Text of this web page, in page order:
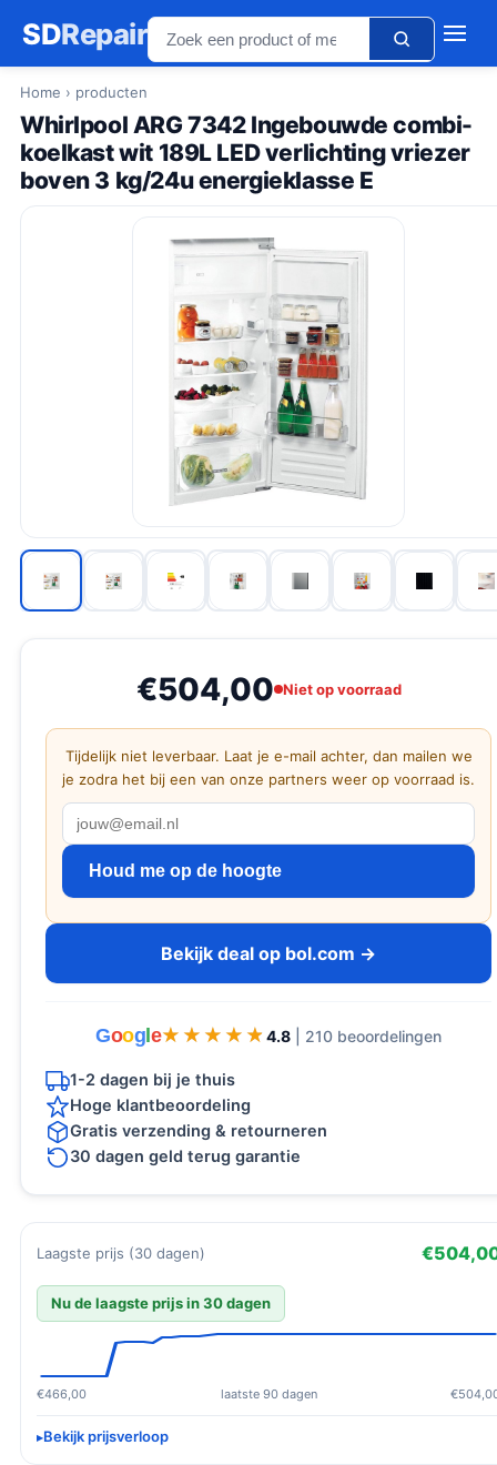
SDRepair
Home › producten
Whirlpool ARG 7342 Ingebouwde combi-
koelkast wit 189L LED verlichting vriezer
boven 3 kg/24u energieklasse E
€504,00 Niet op voorraad
Tijdelijk niet leverbaar. Laat je e-mail achter, dan mailen we
je zodra het bij een van onze partners weer op voorraad is.
Houd me op de hoogte
Bekijk deal op bol.com →
Goog e★★★★★
★★★★★ 4.8 | 210 beoordelingen
1-2 dagen bij je thuis
Hoge klantbeoordeling
Gratis verzending & retourneren
30 dagen geld terug garantie
Laagste prijs (30 dagen)
Nu de laagste prijs in 30 dagen
€466,00 laatste 90 dagen
Bekijk prijsverloop